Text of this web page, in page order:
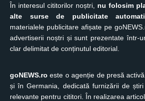
În interesul cititorilor noștri, nu folosim
alte surse de publicitate
materialele publicitare afișate pe
advertiserii noștri și sunt prezentate într-
clar delimitat de conținutul editorial.
goNEWS.ro este o agenție de presă
și în Germania, dedicată furnizării de
relevante pentru cititori. În realizarea